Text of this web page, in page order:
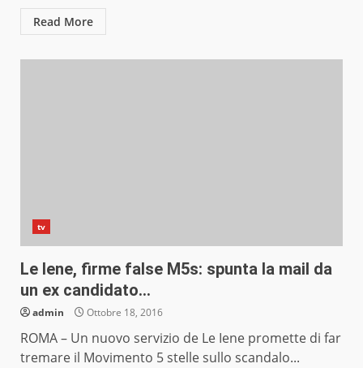
Read More
tv
Le Iene, firme false M5s: spunta la mail da
un ex candidato…
admin Ottobre 18, 2016
ROMA – Un nuovo servizio de Le Iene promette di far
tremare il Movimento 5 stelle sullo scandalo...